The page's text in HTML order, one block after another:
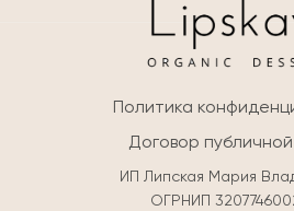
Политика
Договор
ИП Липская Мария
ОГРНИП